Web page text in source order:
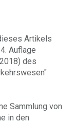
Artikels
Auflage
des
Sammlung von
in den